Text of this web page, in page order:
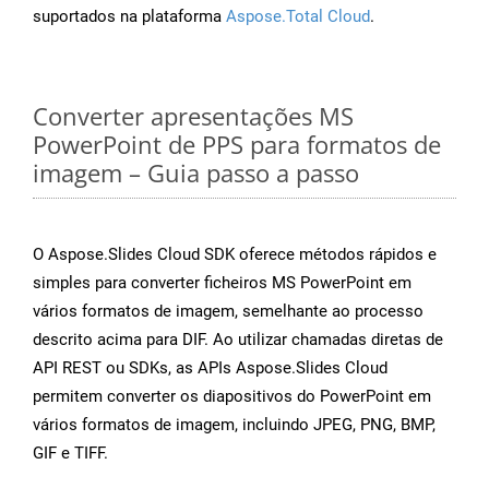
suportados na plataforma Aspose.Total Cloud.
Converter apresentações MS
PowerPoint de PPS para formatos de
imagem – Guia passo a passo
O Aspose.Slides Cloud SDK oferece métodos rápidos e
simples para converter ficheiros MS PowerPoint em
vários formatos de imagem, semelhante ao processo
descrito acima para DIF. Ao utilizar chamadas diretas de
API REST ou SDKs, as APIs Aspose.Slides Cloud
permitem converter os diapositivos do PowerPoint em
vários formatos de imagem, incluindo JPEG, PNG, BMP,
GIF e TIFF.